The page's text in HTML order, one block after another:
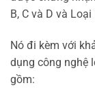
B, C và D và Loại
Nó đi kèm với
dụng công nghệ
gồm: